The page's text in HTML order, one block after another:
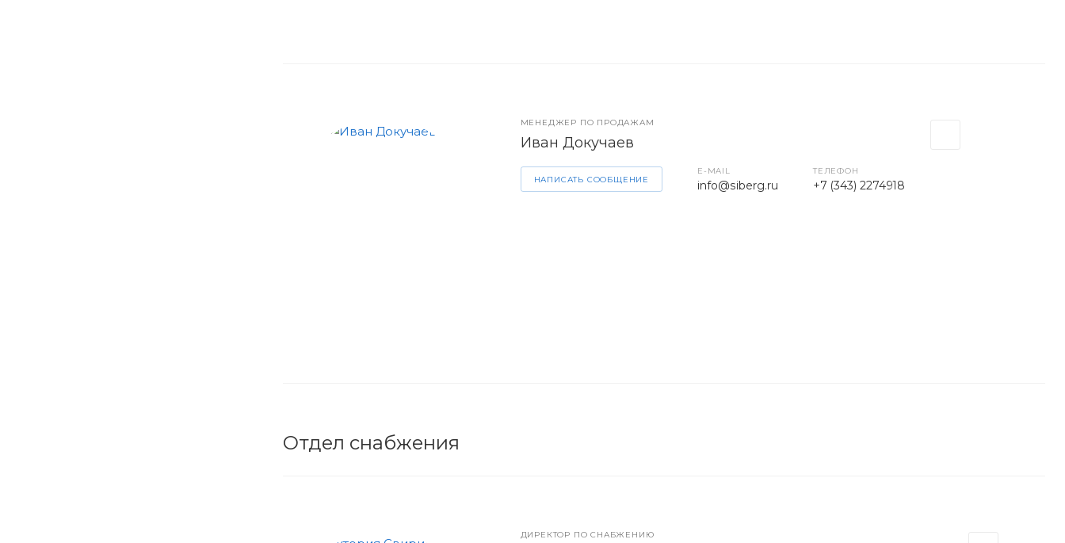
МЕНЕДЖЕР ПО ПРОДАЖАМ
Иван Докучаев
НАПИСАТЬ СООБЩЕНИЕ
E-MAIL
info@siberg.ru
ТЕЛЕФОН
+7 (343) 2274918
Отдел снабжения
ДИРЕКТОР ПО СНАБЖЕНИЮ